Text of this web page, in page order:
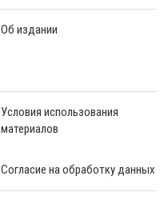
Об издании
Условия использования
материалов
Согласие на обработку данных